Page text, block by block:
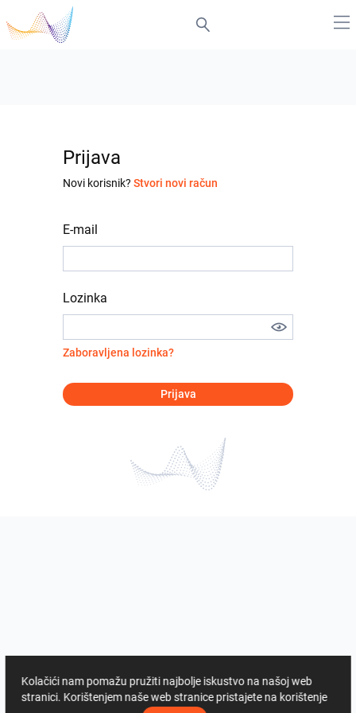
Prijava
Novi korisnik? Stvori novi račun
E-mail
Lozinka
Zaboravljena lozinka?
Prijava
Kolačići nam pomažu pružiti najbolje iskustvo na našoj web
stranici. Korištenjem naše web stranice pristajete na korištenje